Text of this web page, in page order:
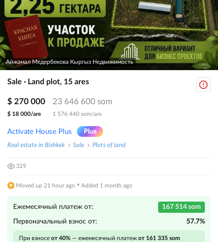
Айжамал Медербекова Кыргыз Недвижимость
Sale · Land plot, 15 ares
$ 270 000 23 646 600 som
$ 18 000/are 1 576 440 som/are
Activate House Plus
Real estate in Bishkek Sale Plots of land
329
Moved up 21 hour ago · Added 1 month ago
Ежемесячный платеж от: 167 514 som
Первоначальный взнос от: 57.7%
При взносе от 40% — ежемесячный платеж от 161 335 som